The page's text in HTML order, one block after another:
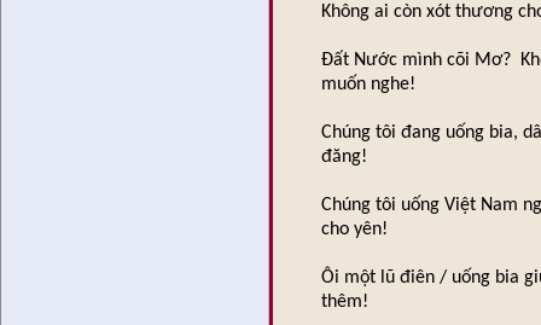
Không ai còn xót thương
Đất Nước mình cõi Mơ?
muốn nghe!
Chúng tôi đang uống bia,
đăng!
Chúng tôi uống Việt Nam
cho yên!
Ôi một lũ điên / uống bia
thêm!